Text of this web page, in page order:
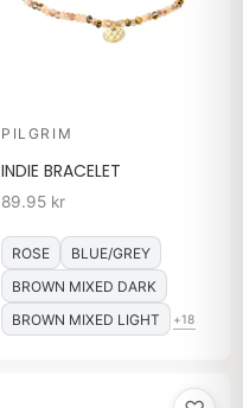
PILGRIM
INDIE BRACELET
89.95 kr
ROSE
BLUE/GREY
BROWN MIXED DARK
BROWN MIXED LIGHT
+18